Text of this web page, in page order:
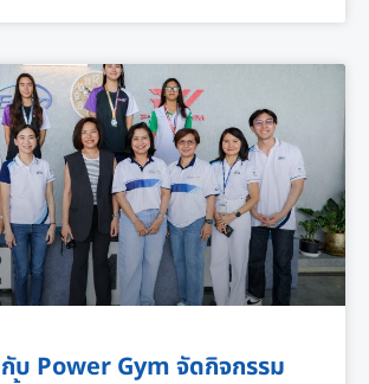
บ Power Gym จัดกิจกรรม